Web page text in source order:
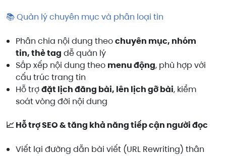
📚 Quản lý chuyên mục và phân loại tin
Phân chia nội dung theochuyên mục, nhóm
tin, thẻ tag dễ quản lý
Sắp xếp nội dung theo menu động, phù hợp với
cấu trúc trang tin
Hỗ trợđặt lịch đăng bài, lên lịch gỡ bài, kiểm
soát vòng đời nội dung
📈 Hỗ trợ SEO & tăng khả năng tiếp cận người đọc
Viết lại đường dẫn bài viết (URL Rewriting) thân